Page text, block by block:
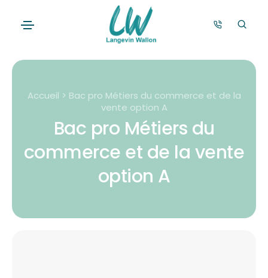
Accueil > Bac pro Métiers du commerce et de la
vente option A
Bac pro Métiers du
commerce et de la vente
option A